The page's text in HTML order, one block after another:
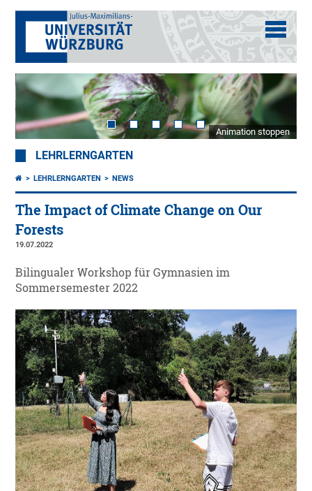
Animation stoppen
LEHRLERNGARTEN
LEHRLERNGARTEN NEWS
The Impact of Climate Change on Our
Forests
19.07.2022
Bilingualer Workshop für Gymnasien im
Sommersemester 2022